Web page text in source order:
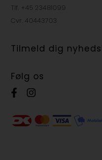
Tlf. +45 23481099
Cvr. 40443703
Tilmeld dig
Følg os